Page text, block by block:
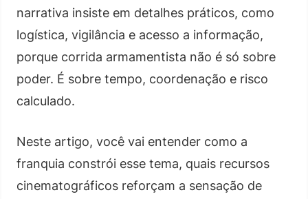
narrativa insiste em detalhes práticos, como
logística, vigilância e acesso a informação,
porque corrida armamentista não é só sobre
poder. É sobre tempo, coordenação e risco
calculado.
Neste artigo, você vai entender como a
franquia constrói esse tema, quais recursos
cinematográficos reforçam a sensação de